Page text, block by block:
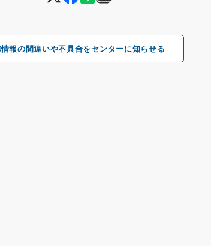
情報の間違いや不具合をセンターに知らせる